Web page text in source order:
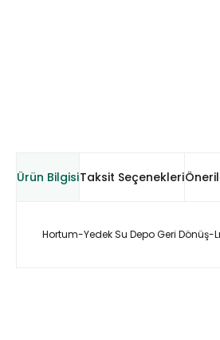
Ürün BilgisiTaksit Seçenekleri
Hortum-Yedek Su Depo Geri